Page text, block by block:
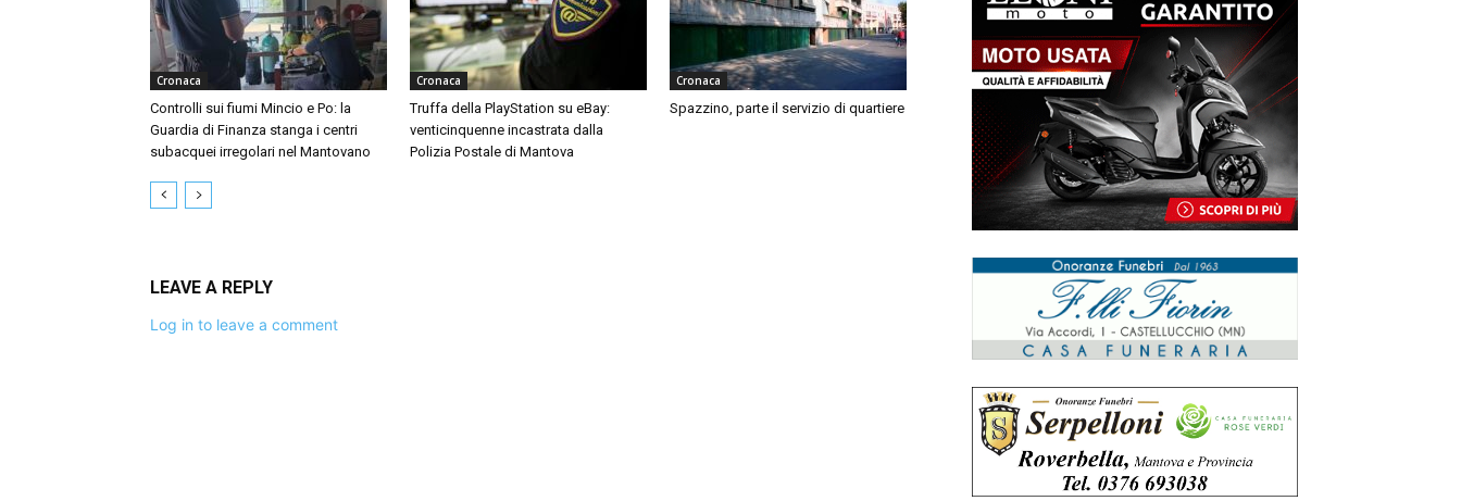
Cronaca
Controlli sui fiumi Mincio e Po: la
Guardia di Finanza stanga i centri
subacquei irregolari nel Mantovano
Cronaca
Truffa della PlayStation su eBay:
venticinquenne incastrata dalla
Polizia Postale di Mantova
Cronaca
Spazzino, parte il servizio di quartiere
LEAVE A REPLY
Log in to leave a comment